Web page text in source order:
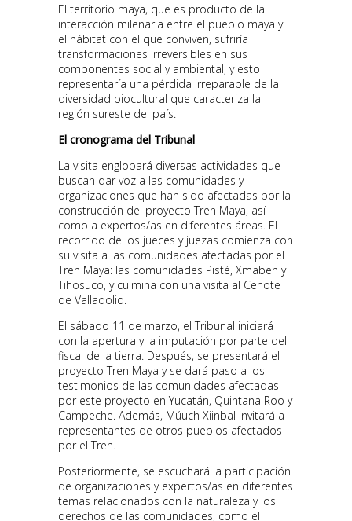
El territorio maya, que es producto de la
interacción milenaria entre el pueblo maya y
el hábitat con el que conviven, sufriría
transformaciones irreversibles en sus
componentes social y ambiental, y esto
representaría una pérdida irreparable de la
diversidad biocultural que caracteriza la
región sureste del país.
El cronograma del Tribunal
La visita englobará diversas actividades que
buscan dar voz a las comunidades y
organizaciones que han sido afectadas por la
construcción del proyecto Tren Maya, así
como a expertos/as en diferentes áreas. El
recorrido de los jueces y juezas comienza con
su visita a las comunidades afectadas por el
Tren Maya: las comunidades Pisté, Xmaben y
Tihosuco, y culmina con una visita al Cenote
de Valladolid.
El sábado 11 de marzo, el Tribunal iniciará
con la apertura y la imputación por parte del
fiscal de la tierra. Después, se presentará el
proyecto Tren Maya y se dará paso a los
testimonios de las comunidades afectadas
por este proyecto en Yucatán, Quintana Roo y
Campeche. Además, Múuch Xiinbal invitará a
representantes de otros pueblos afectados
por el Tren.
Posteriormente, se escuchará la participación
de organizaciones y expertos/as en diferentes
temas relacionados con la naturaleza y los
derechos de las comunidades, como el